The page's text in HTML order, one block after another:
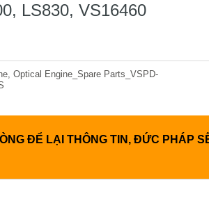
LS830, VS16460
Optical Engine_Spare Parts_VSPD-
ĐỂ LẠI THÔNG TIN, ĐỨC PHÁP